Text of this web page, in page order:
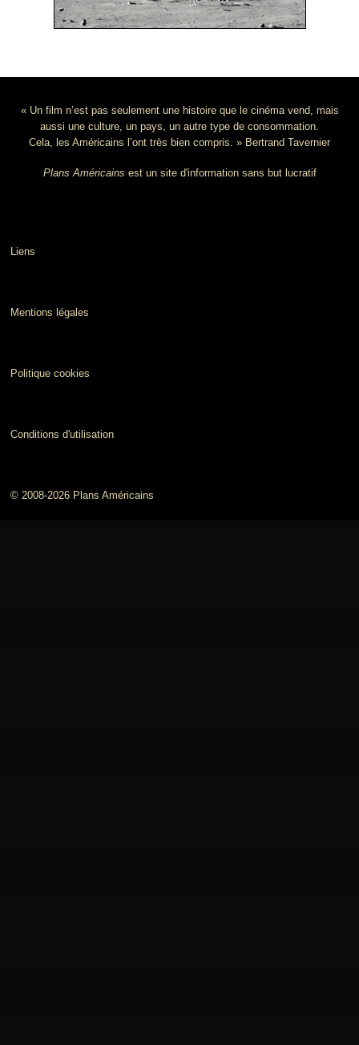
« Un film n’est pas seulement une histoire que le cinéma vend, mais
aussi une culture, un pays, un autre type de consommation.
Cela, les Américains l’ont très bien compris. » Bertrand Tavernier
Plans Américains est un site d'information sans but lucratif
Liens
Mentions légales
Politique cookies
Conditions d'utilisation
© 2008-2026 Plans Américains